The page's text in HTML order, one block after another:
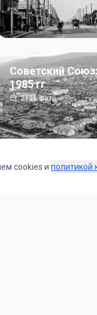
Советский
1985 гг
2121фото
cookies и политикой